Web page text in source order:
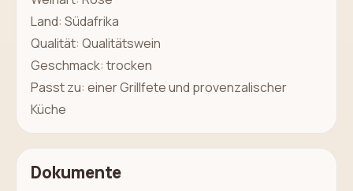
Land: Südafrika
Qualität: Qualitätswein
Geschmack: trocken
Passt zu: einer Grillfete und provenzalischer
Küche
Dokumente